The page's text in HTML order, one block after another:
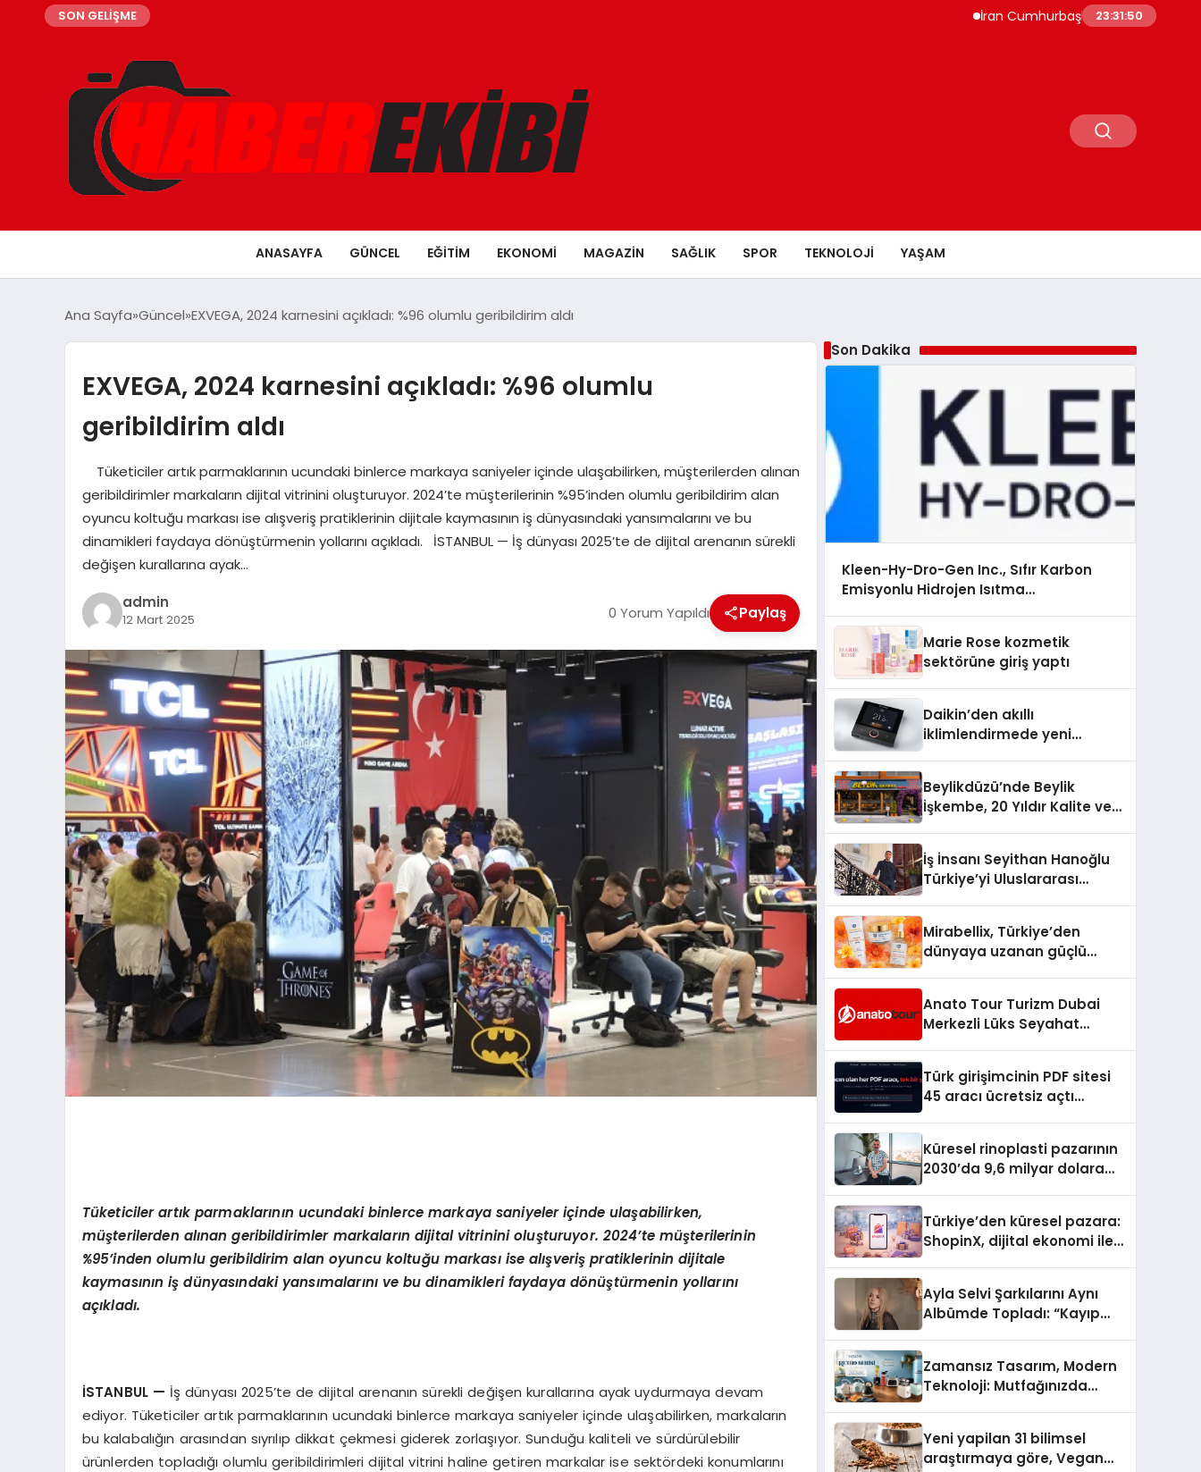
SON GELİŞME İran Cumhurbaşkanı Pezeşkiyan İstifa
23:31:51
ANASAYFA GÜNCEL EĞITIM EKONOMI MAGAZIN SAĞLIK SPOR TEKNOLOJI YAŞAM
Ana Sayfa Güncel EXVEGA, 2024 karnesini açıkladı: %96 olumlu geribildirim aldı
EXVEGA, 2024 karnesini açıkladı: %96 olumlu
geribildirim aldı
Tüketiciler artık parmaklarının ucundaki binlerce markaya saniyeler içinde ulaşabilirken, müşterilerden alınan
geribildirimler markaların dijital vitrinini oluşturuyor. 2024’te müşterilerinin %95’inden olumlu geribildirim alan
oyuncu koltuğu markası ise alışveriş pratiklerinin dijitale kaymasının iş dünyasındaki yansımalarını ve bu
dinamikleri faydaya dönüştürmenin yollarını açıkladı. İSTANBUL — İş dünyası 2025’te de dijital arenanın sürekli
değişen kurallarına ayak…
admin
12 Mart 2025 0 Yorum Yapıldı Paylaş
Tüketiciler artık parmaklarının ucundaki binlerce markaya saniyeler içinde ulaşabilirken,
müşterilerden alınan geribildirimler markaların dijital vitrinini oluşturuyor. 2024’te müşterilerinin
%95’inden olumlu geribildirim alan oyuncu koltuğu markası ise alışveriş pratiklerinin dijitale
kaymasının iş dünyasındaki yansımalarını ve bu dinamikleri faydaya dönüştürmenin yollarını
açıkladı.
İSTANBUL — İş dünyası 2025’te de dijital arenanın sürekli değişen kurallarına ayak uydurmaya devam
ediyor. Tüketiciler artık parmaklarının ucundaki binlerce markaya saniyeler içinde ulaşabilirken, markaların
bu kalabalığın arasından sıyrılıp dikkat çekmesi giderek zorlaşıyor. Sunduğu kaliteli ve sürdürülebilir
ürünlerden topladığı olumlu geribildirimleri dijital vitrini haline getiren markalar ise sektördeki konumlarını
Son Dakika
Kleen-Hy-Dro-Gen Inc., Sıfır Karbon
Emisyonlu Hidrojen Isıtma
Onaylarını Aldı
Marie Rose kozmetik
sektörüne giriş yaptı
Daikin’den akıllı
iklimlendirmede yeni
Beylikdüzü’nde Beylik
İşkembe, 20 Yıldır Kalite ve
İş İnsanı Seyithan Hanoğlu
Türkiye’yi Uluslararası
Mirabellix, Türkiye’den
dünyaya uzanan güçlü
Anato Tour Turizm Dubai
Merkezli Lüks Seyahat
Türk girişimcinin PDF sitesi
45 aracı ücretsiz açtı
Küresel rinoplasti pazarının
2030’da 9,6 milyar dolara
Türkiye’den küresel pazara:
ShopinX, dijital ekonomi ile
Ayla Selvi Şarkılarını Aynı
Albümde Topladı: “Kayıp
Zamansız Tasarım, Modern
Teknoloji: Mutfağınızda
Yeni yapilan 31 bilimsel
araştırmaya göre, Vegan